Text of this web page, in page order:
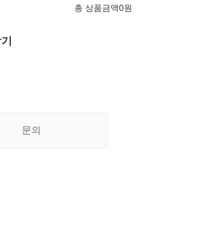
총 상품금액0원
문의